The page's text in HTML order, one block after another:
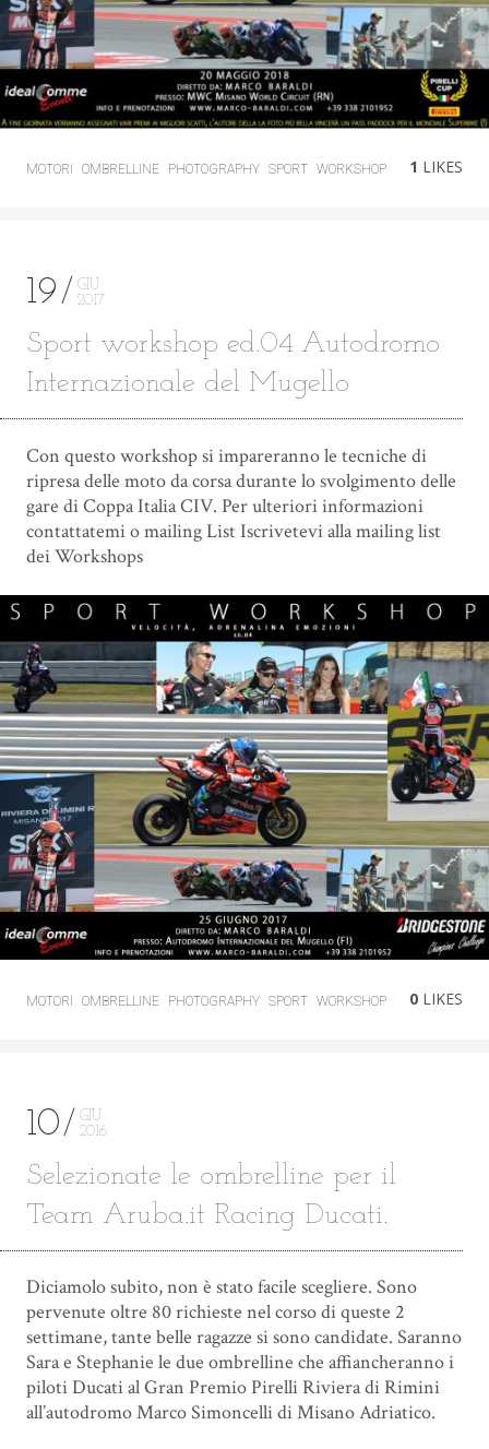
MOTORI OMBRELLINE PHOTOGRAPHY SPORT WORKSHOP 1 LIKES
19
GIU
2017
Sport workshop ed.04 Autodromo
Internazionale del Mugello
Con questo workshop si impareranno le tecniche di
ripresa delle moto da corsa durante lo svolgimento delle
gare di Coppa Italia CIV. Per ulteriori informazioni
contattatemi o mailing List Iscrivetevi alla mailing list
dei Workshops
MOTORI OMBRELLINE PHOTOGRAPHY SPORT WORKSHOP 0 LIKES
10
GIU
2016
Selezionate le ombrelline per il
Team Aruba.it Racing Ducati.
Diciamolo subito, non è stato facile scegliere. Sono
pervenute oltre 80 richieste nel corso di queste 2
settimane, tante belle ragazze si sono candidate. Saranno
Sara e Stephanie le due ombrelline che affiancheranno i
piloti Ducati al Gran Premio Pirelli Riviera di Rimini
all’autodromo Marco Simoncelli di Misano Adriatico.